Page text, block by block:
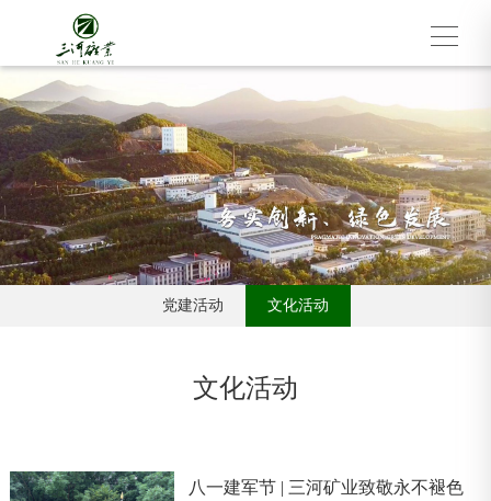
党建活动 文化活动
文化活动
八一建军节 | 三河矿业致敬永不褪色